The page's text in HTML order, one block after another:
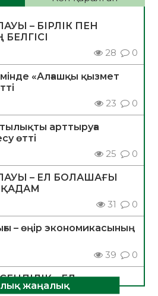
– БІРЛІК ПЕН
БЕЛГІСІ
28 0
«Алғашқы қызмет
23 0
арттыруға
өтті
25 0
– ЕЛ БОЛАШАҒЫ
31 0
– өңір экономикасының
39 0
– ЕЛ
жаңалық